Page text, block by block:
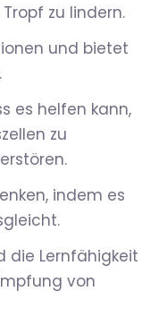
zu lindern.
und bietet
es helfen kann,
zu
indem es
die Lernfähigkeit
von